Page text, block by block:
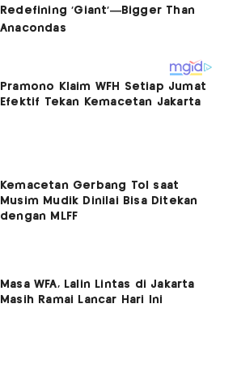
Pramono Klaim WFH Setiap Jumat
Efektif Tekan Kemacetan Jakarta
Kemacetan Gerbang Tol saat
Musim Mudik Dinilai Bisa Ditekan
dengan MLFF
Masa WFA, Lalin Lintas di Jakarta
Masih Ramai Lancar Hari Ini